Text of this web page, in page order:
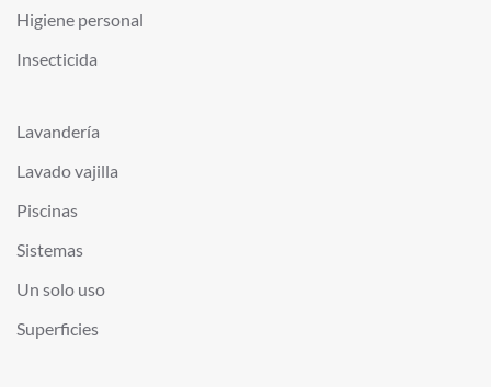
Higiene personal
Insecticida
Lavandería
Lavado vajilla
Piscinas
Sistemas
Un solo uso
Superficies